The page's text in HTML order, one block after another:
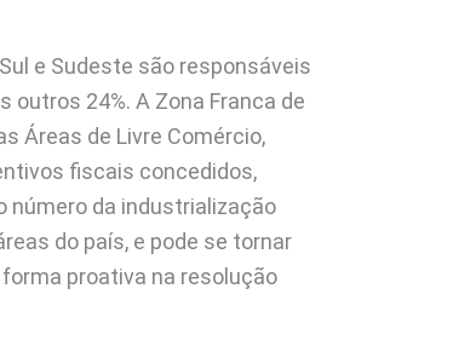
e Sudeste são responsáveis
outros 24%. A Zona Franca de
Áreas de Livre Comércio,
fiscais concedidos,
número da industrialização
do país, e pode se tornar
proativa na resolução